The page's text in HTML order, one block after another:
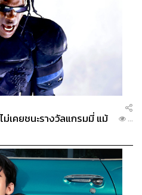
เคยชนะรางวัลแกรมมี่ แม้
...